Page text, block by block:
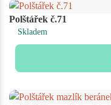
Polštářek č.71
Skladem